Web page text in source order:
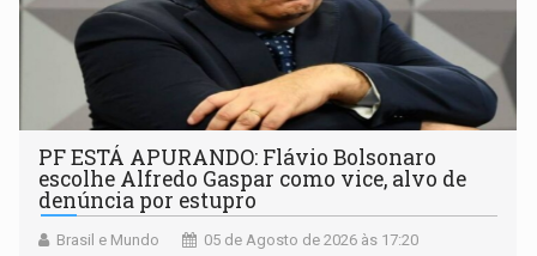
PF ESTÁ APURANDO: Flávio Bolsonaro
escolhe Alfredo Gaspar como vice, alvo de
denúncia por estupro
Brasil e Mundo 05 de Agosto de 2026 às 17:20